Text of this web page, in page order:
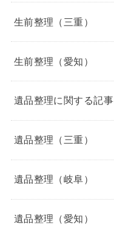
生前整理（三重）
生前整理（愛知）
遺品整理に関する記事
遺品整理（三重）
遺品整理（岐阜）
遺品整理（愛知）